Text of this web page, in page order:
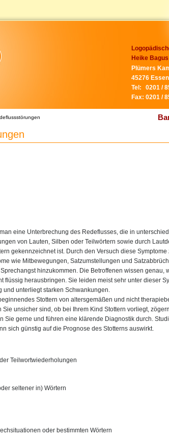
Heike Bagus
Plümers
45276 Essen
Tel:
0201 /
Fax: 0201 /
eine Unterbrechung des Redeflusses, die in
von Lauten, Silben oder Teilwörtern sowie durch
gekennzeichnet ist. Durch den Versuch diese
wie Mitbewegungen, Satzumstellungen und
hinzukommen. Die Betroffenen wissen genau,
flüssig herausbringen. Sie leiden meist sehr unter dieser
und unterliegt starken Schwankungen.
Stottern von altersgemäßen und nicht
Sie unsicher sind, ob bei Ihrem Kind Stottern vorliegt,
Sie gerne und führen eine klärende Diagnostik durch.
sich günstig auf die Prognose des Stotterns auswirkt.
Teilwortwiederholungen
seltener in) Wörtern
oder bestimmten Wörtern